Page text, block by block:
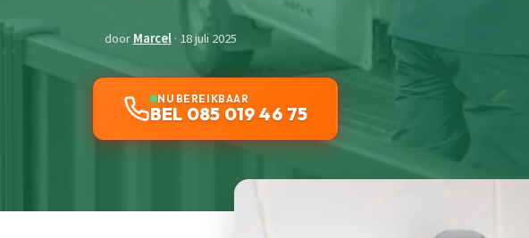
doorMarcel· 18 juli 2025
NU BEREIKBAAR
BEL 085 019 46 75